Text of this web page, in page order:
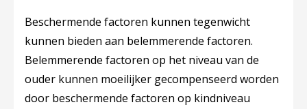
Beschermende factoren kunnen tegenwicht
kunnen bieden aan belemmerende factoren.
Belemmerende factoren op het niveau van de
ouder kunnen moeilijker gecompenseerd worden
door beschermende factoren op kindniveau